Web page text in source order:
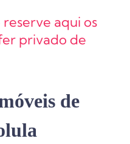
aqui os
privado de
de